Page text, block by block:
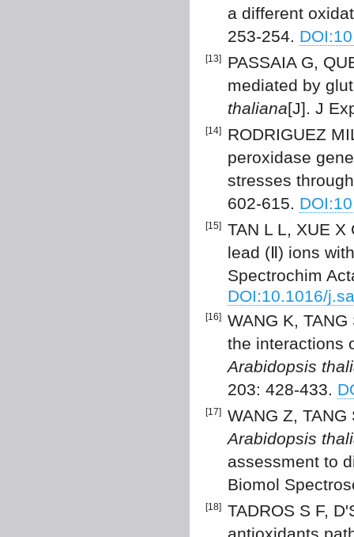
a different
253-254.
[13]
PASSAIA G,
mediated by
thaliana[J]. J
[14]
RODRIGUEZ
peroxidase
stresses
602-615.
[15]
TAN L L, XUE
lead (Ⅱ) ions
Spectrochim
DOI:10.1016/
[16]
WANG K,
the interactions
Arabidopsis
203: 428-433.
[17]
WANG Z,
Arabidopsis
assessment to
Biomol
[18]
TADROS S F,